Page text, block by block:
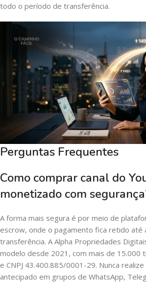
todo o período de transferência.
Perguntas Frequentes
Como comprar canal do
monetizado com
A forma mais segura é por meio de
escrow, onde o pagamento fica retido até
transferência. A Alpha Propriedades
modelo desde 2021, com mais de 15.000
e CNPJ 43.400.885/0001-29. Nunca
antecipado em grupos de WhatsApp,